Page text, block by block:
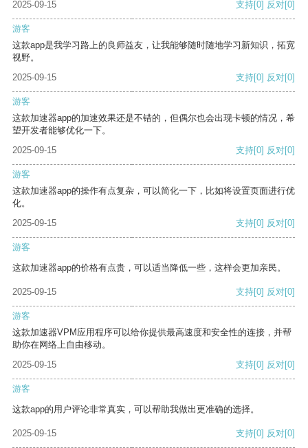
2025-09-15 支持[0] 反对[0]
游客
这款app是我学习路上的良师益友，让我能够随时随地学习新知识，拓宽
视野。
2025-09-15
支持[0] 反对[0]
游客
这款加速器app的加速效果还是不错的，但偶尔也会出现卡顿的情况，希
望开发者能够优化一下。
2025-09-15
支持[0] 反对[0]
游客
这款加速器app的操作有点复杂，可以简化一下，比如将设置页面进行优
化。
2025-09-15
支持[0] 反对[0]
游客
这款加速器app的价格有点贵，可以适当降低一些，这样会更加亲民。
2025-09-15 支持[0] 反对[0]
游客
这款加速器VPM应用程序可以给你提供最高速度和安全性的连接，并帮
助你在网络上自由移动。
2025-09-15
支持[0] 反对[0]
游客
这款app的用户评论非常真实，可以帮助我做出更准确的选择。
2025-09-15 支持[0] 反对[0]